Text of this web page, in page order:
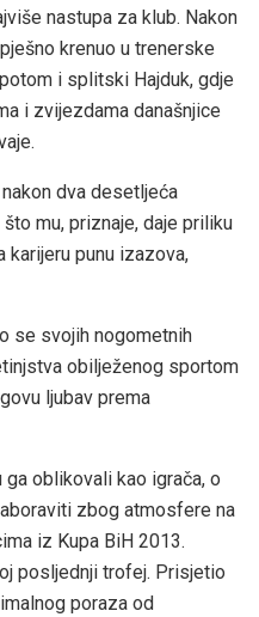
nastupa za klub. Nakon
krenuo u trenerske
i splitski Hajduk, gdje
i zvijezdama današnjice
dva desetljeća
mu, priznaje, daje priliku
karijeru punu izazova,
se svojih nogometnih
obilježenog sportom
ljubav prema
oblikovali kao igrača, o
zbog atmosfere na
iz Kupa BiH 2013.
posljednji trofej. Prisjetio
poraza od